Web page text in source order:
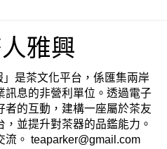
雅興
」是茶文化平台，係匯集兩岸
訊息的非營利單位。透過電子
的互動，建構一座屬於茶友
並提升對茶器的品鑑能力。
流。 teaparker@gmail.com